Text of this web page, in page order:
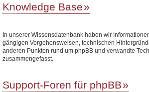
Knowledge Base
In unserer Wissensdatenbank haben wir
gängigen Vorgehensweisen, technischen
anderen Punkten rund um phpBB und verwandte
zusammengefasst.
Support-Foren für phpBB